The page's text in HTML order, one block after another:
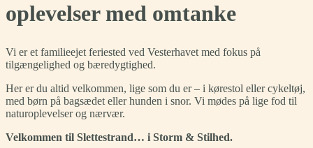
oplevelser med omtanke
Vi er et familieejet feriested ved Vesterhavet med fokus på
tilgængelighed og bæredygtighed.
Her er du altid velkommen, lige som du er – i kørestol eller cykeltøj,
med børn på bagsædet eller hunden i snor. Vi mødes på lige fod til
naturoplevelser og nærvær.
Velkommen til Slettestrand… i Storm & Stilhed.